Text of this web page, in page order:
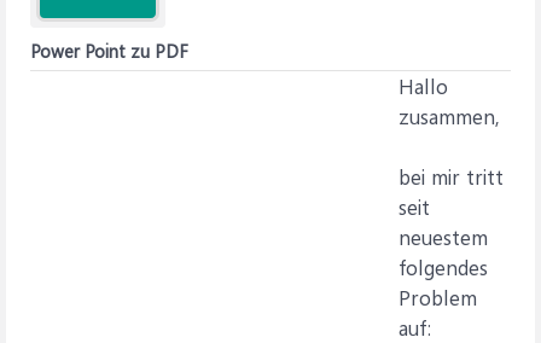
Power Point zu PDF
Hallo
zusammen,
bei mir tritt
seit
neuestem
folgendes
Problem
auf: